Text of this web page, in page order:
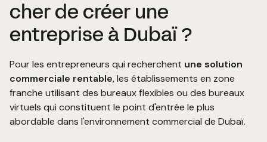
cher de créer une
entreprise à Dubaï ?
Pour les entrepreneurs qui recherchent une solution
commerciale rentable, les établissements en zone
franche utilisant des bureaux flexibles ou des bureaux
virtuels qui constituent le point d'entrée le plus
abordable dans l'environnement commercial de Dubaï.